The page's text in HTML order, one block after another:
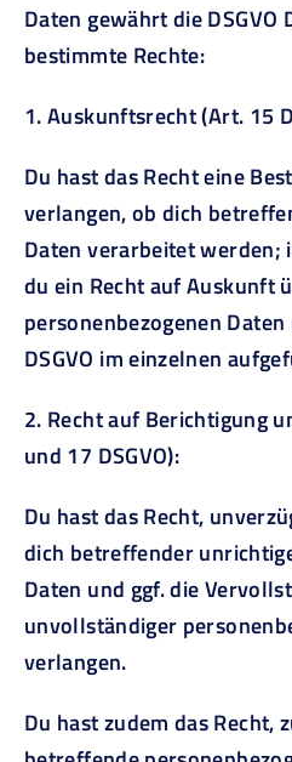
Daten gewährt die
bestimmte Rechte:
1. Auskunftsrecht (Art. 15
Du hast das Recht eine
verlangen, ob dich
Daten verarbeitet werden;
du ein Recht auf Auskunft
personenbezogenen
DSGVO im einzelnen
2. Recht auf Berichtigung
und 17 DSGVO):
Du hast das Recht,
dich betreffender
Daten und ggf. die
unvollständiger
verlangen.
Du hast zudem das Recht,